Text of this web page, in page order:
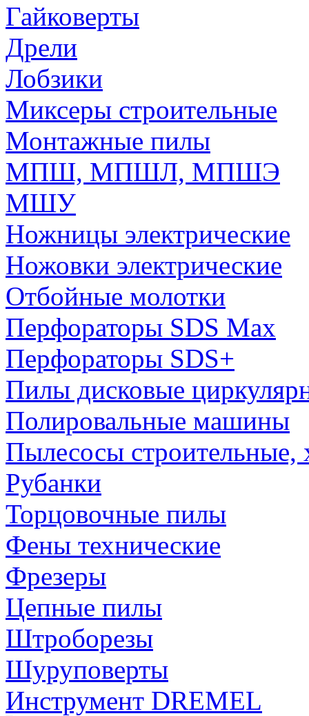
Гайковерты
Дрели
Лобзики
Миксеры строительные
Монтажные пилы
МПШ, МПШЛ, МПШЭ
МШУ
Ножницы электрические
Ножовки электрические
Отбойные молотки
Перфораторы SDS Max
Перфораторы SDS+
Пилы дисковые
Полировальные машины
Пылесосы строительные,
Рубанки
Торцовочные пилы
Фены технические
Фрезеры
Цепные пилы
Штроборезы
Шуруповерты
Инструмент DREMEL